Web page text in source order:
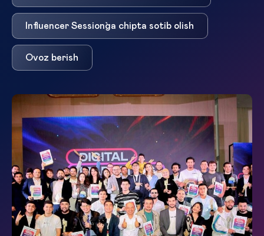
Influencer Session`ga chipta sotib olish
Ovoz berish